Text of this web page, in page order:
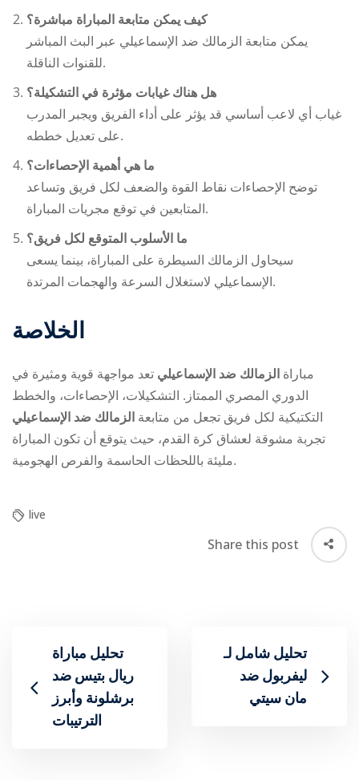
كيف يمكن متابعة المباراة مباشرة؟
يمكن متابعة الزمالك ضد الإسماعيلي عبر البث المباشر
للقنوات الناقلة.
هل هناك غيابات مؤثرة في التشكيلة؟
غياب أي لاعب أساسي قد يؤثر على أداء الفريق ويجبر المدرب
على تعديل خططه.
ما هي أهمية الإحصاءات؟
توضح الإحصاءات نقاط القوة والضعف لكل فريق وتساعد
المتابعين في توقع مجريات المباراة.
ما الأسلوب المتوقع لكل فريق؟
سيحاول الزمالك السيطرة على المباراة، بينما يسعى
الإسماعيلي لاستغلال السرعة والهجمات المرتدة.
الخلاصة
مباراة الزمالك ضد الإسماعيلي تعد مواجهة قوية ومثيرة في
الدوري المصري الممتاز. التشكيلات، الإحصاءات، والخطط
التكتيكية لكل فريق تجعل من متابعة الزمالك ضد الإسماعيلي
تجربة مشوقة لعشاق كرة القدم، حيث يتوقع أن تكون المباراة
مليئة باللحظات الحاسمة والفرص الهجومية.
live
Share this post
تحليل مباراة
ريال بتيس ضد
برشلونة وأبرز
الترتيبات
تحليل شامل لـ
ليفربول ضد
مان سيتي